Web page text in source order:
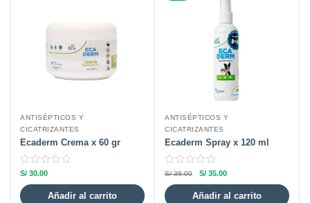
ANTISÉPTICOS Y
CICATRIZANTES
Ecaderm Crema x 60 gr
S/ 30.00
Añadir al carrito
ANTISÉPTICOS Y
CICATRIZANTES
Ecaderm Spray x 120 ml
S/38.00 S/ 35.00
Añadir al carrito